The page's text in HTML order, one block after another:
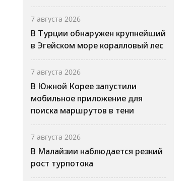
7 августа 2026
В Турции обнаружен крупнейший
в Эгейском море коралловый лес
7 августа 2026
В Южной Корее запустили
мобильное приложение для
поиска маршрутов в тени
7 августа 2026
В Малайзии наблюдается резкий
рост турпотока